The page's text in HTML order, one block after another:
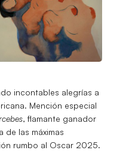
incontables alegrías a
Mención especial
, flamante ganador
de las máximas
rumbo al Oscar 2025.